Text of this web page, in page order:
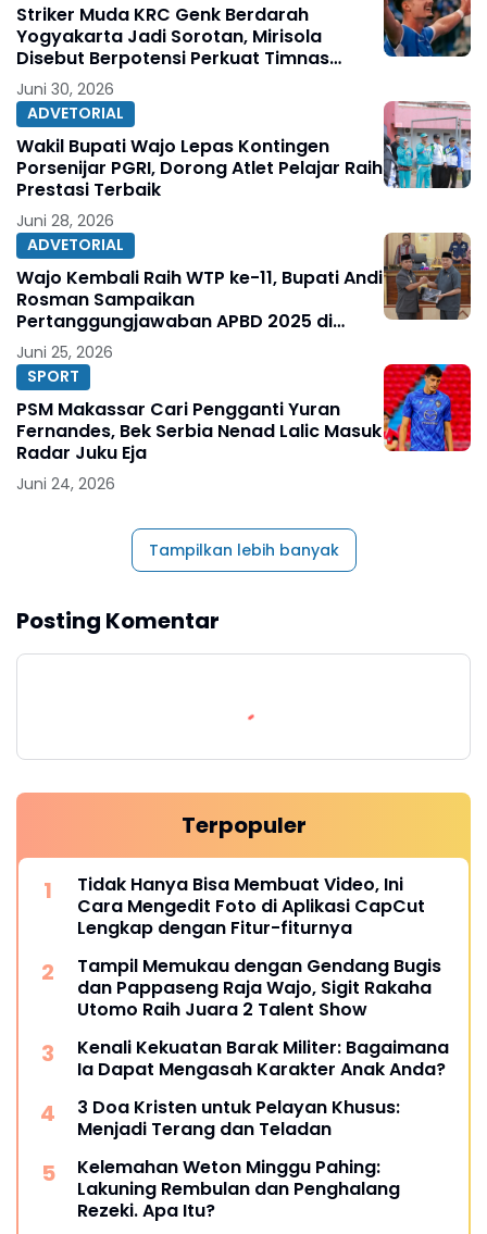
Striker Muda KRC Genk Berdarah
Yogyakarta Jadi Sorotan, Mirisola
Disebut Berpotensi Perkuat Timnas
Indonesia
Juni 30, 2026
ADVETORIAL
Wakil Bupati Wajo Lepas Kontingen
Porsenijar PGRI, Dorong Atlet Pelajar Raih
Prestasi Terbaik
Juni 28, 2026
ADVETORIAL
Wajo Kembali Raih WTP ke-11, Bupati Andi
Rosman Sampaikan
Pertanggungjawaban APBD 2025 di
DPRD
Juni 25, 2026
SPORT
PSM Makassar Cari Pengganti Yuran
Fernandes, Bek Serbia Nenad Lalic Masuk
Radar Juku Eja
Juni 24, 2026
Tampilkan lebih banyak
Posting Komentar
Terpopuler
Tidak Hanya Bisa Membuat Video, Ini
Cara Mengedit Foto di Aplikasi CapCut
Lengkap dengan Fitur-fiturnya
Tampil Memukau dengan Gendang Bugis
dan Pappaseng Raja Wajo, Sigit Rakaha
Utomo Raih Juara 2 Talent Show
Kenali Kekuatan Barak Militer: Bagaimana
Ia Dapat Mengasah Karakter Anak Anda?
3 Doa Kristen untuk Pelayan Khusus:
Menjadi Terang dan Teladan
Kelemahan Weton Minggu Pahing:
Lakuning Rembulan dan Penghalang
Rezeki. Apa Itu?